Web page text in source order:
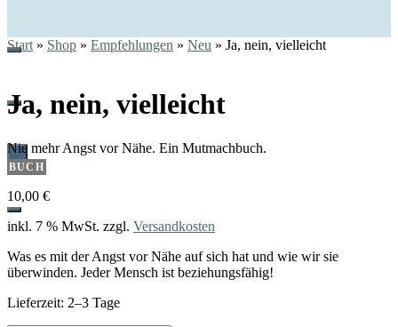
0
Start » Shop » Empfehlungen » Neu » Ja, nein, vielleicht
Ja, nein, vielleicht
Nie mehr Angst vor Nähe. Ein Mutmachbuch.
BUCH
10,00 €
inkl. 7 % MwSt. zzgl. Versandkosten
Was es mit der Angst vor Nähe auf sich hat und wie wir sie
überwinden. Jeder Mensch ist beziehungsfähig!
Lieferzeit: 2–3 Tage